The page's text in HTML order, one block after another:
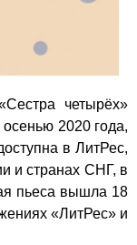
четырёх»
2020 года,
в ЛитРес,
и странах СНГ, в
пьеса вышла 18
«ЛитРес» и